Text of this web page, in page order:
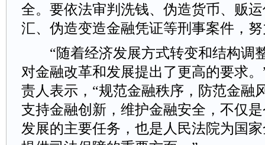
全。要依法审判洗钱、伪造货币、贩
汇、伪造变造金融凭证等刑事案件，
“随着经济发展方式转变和结构调
对金融改革和发展提出了更高的要求
责人表示，“规范金融秩序，防范金融
支持金融创新，维护金融安全，不仅
发展的主要任务，也是人民法院为国